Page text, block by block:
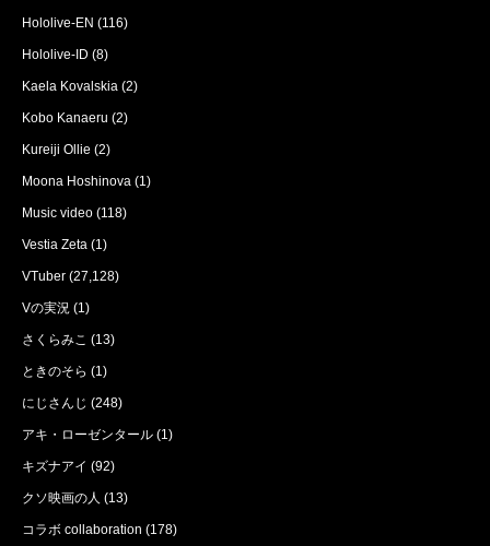
Hololive-EN (116)
Hololive-ID (8)
Kaela Kovalskia (2)
Kobo Kanaeru (2)
Kureiji Ollie (2)
Moona Hoshinova (1)
Music video (118)
Vestia Zeta (1)
VTuber (27,128)
Vの実況 (1)
さくらみこ (13)
ときのそら (1)
にじさんじ (248)
アキ・ローゼンタール (1)
キズナアイ (92)
クソ映画の人 (13)
コラボ collaboration (178)